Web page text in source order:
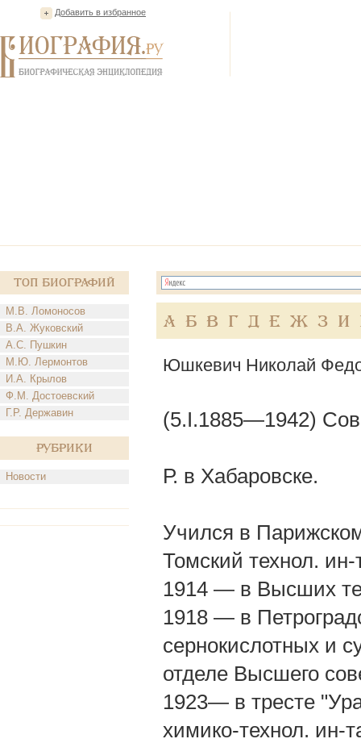
Добавить в избранное
Топ Биографий
М.В. Ломоносов
В.А. Жуковский
А.С. Пушкин
М.Ю. Лермонтов
И.А. Крылов
Ф.М. Достоевский
Г.Р. Державин
Рубрики
Новости
А Б В Г Д Е Ж З И
Юшкевич Николай
(5.I.1885—1942)
Р. в Хабаровске.
Учился в
Томский технол.
1914 — в Высших
1918 — в
сернокислотных и
отделе Высшего
1923— в тресте
химико-технол. ин-